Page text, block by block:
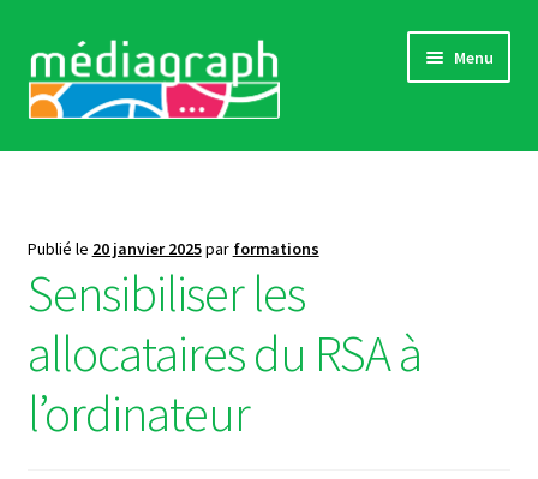
à
la
au
contenu
Menu
Catalogue complet
Actualités
« Références »
Sensibilisations
Publié le 20 janvier 2025par formations
Sensibiliser les
allocataires du RSA à
l’ordinateur